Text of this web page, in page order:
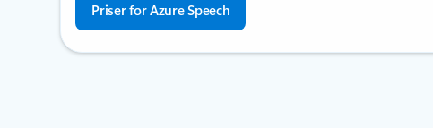
Priser for Azure Speech